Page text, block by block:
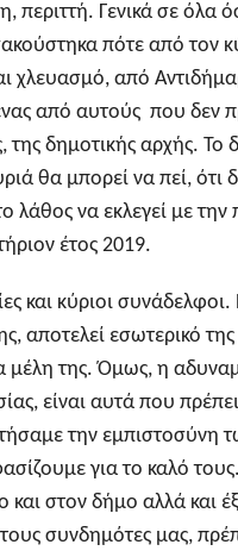
περιττή. Γενικά σε όλα
πότε από τον
χλευασμό, από
από αυτούς που δεν
της δημοτικής αρχής. Το
θα μπορεί να πεί, ότι
λάθος να εκλεγεί με
έτος 2019.
και κύριοι
αποτελεί εσωτερικό
μέλη της. Όμως, η
είναι αυτά που
την εμπιστοσύνη
για το καλό
και στον δήμο αλλά και
συνδημότες μας,